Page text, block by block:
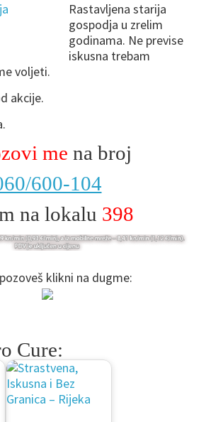
Rastavljena starija
gospodja u zrelim
godinama. Ne previse
iskusna trebam
voljeti.
akcije.
me na broj
600-104
na lokalu 398
klikni na dugme:
Cure: